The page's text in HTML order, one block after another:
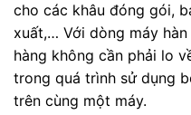
cho các khâu đóng gói,
xuất,… Với dòng máy
hàng không cần phải lo
trong quá trình sử dụng
trên cùng một máy.